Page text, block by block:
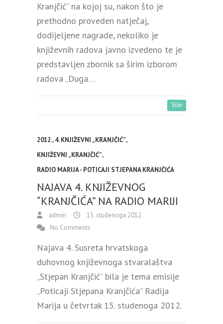
Kranjčić” na kojoj su, nakon što je
prethodno proveden natječaj,
dodijeljene nagrade, nekoliko je
književnih radova javno izvedeno te je
predstavljen zbornik sa širim izborom
radova „Duga…
Više
2012.,4. KNJIŽEVNI „KRANJČIĆ”,
KNJIŽEVNI „KRANJČIĆ”,
RADIO MARIJA - POTICAJI STJEPANA KRANJČIĆA
NAJAVA 4. KNJIŽEVNOG
“KRANJČIĆA” NA RADIO MARIJI
admin
15. studenoga 2012.
No Comments
Najava 4. Susreta hrvatskoga
duhovnog književnoga stvaralaštva
„Stjepan Kranjčić” bila je tema emisije
„Poticaji Stjepana Kranjčića” Radija
Marija u četvrtak 15. studenoga 2012.